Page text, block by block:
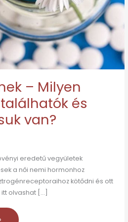
– Milyen
és
van?
eredetű vegyületek
a női nemi hormonhoz
kötődni és ott
olvashat […]